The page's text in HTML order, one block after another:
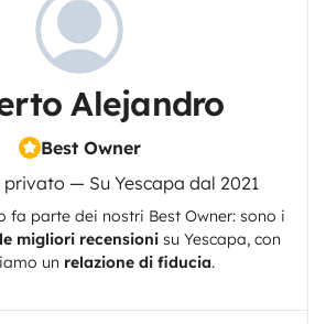
Alejandro
Best Owner
— Su Yescapa dal 2021
fa parte dei nostri Best Owner: sono i
migliori recensioni su Yescapa, con
un relazione di fiducia.